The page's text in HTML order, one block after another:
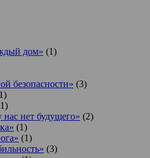
дом» (1)
безопасности» (3)
нет будущего» (2)
(1)
(1)
(3)